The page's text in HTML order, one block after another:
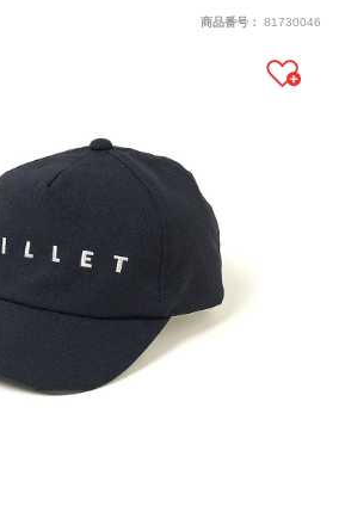
商品番号： 81730046